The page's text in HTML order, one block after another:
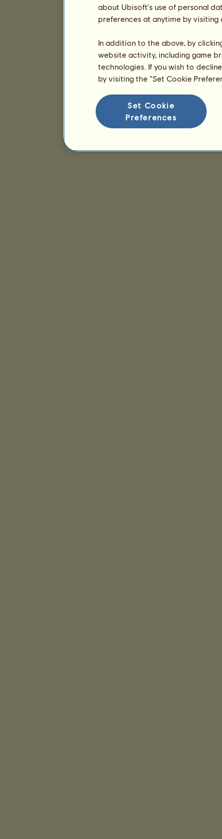
about Ubisoft's use of personal
preferences at anytime by
In addition to the above, by
website activity, including game
technologies. If you wish to
by visiting the “Set Cookie
Set Cookie
Preferences